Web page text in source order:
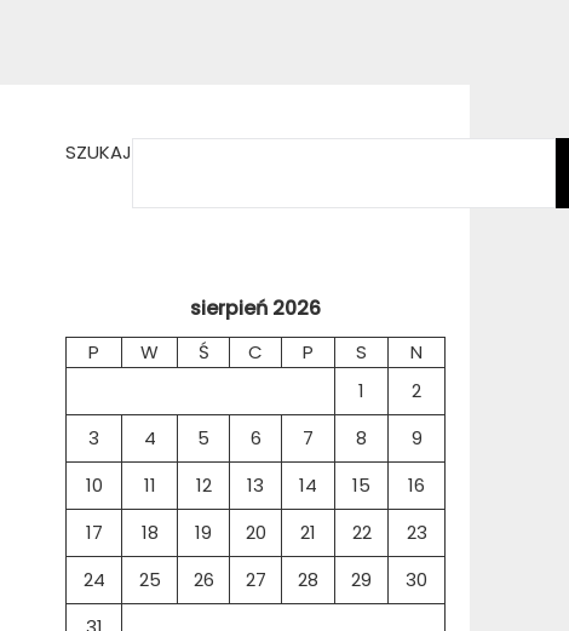
SZUKAJ
sierpień 2026
P W Ś C P S
N
1
2
3
4 5 6 7 8
9
10
11 12 13 14 15
16
17
18 19 20 21 22
23
24
25 26 27 28 29
30